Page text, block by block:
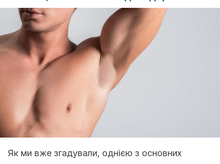
Як ми вже згадували, однією з основних